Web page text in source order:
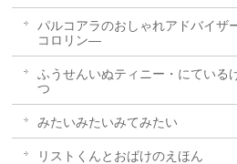
パルコアラのおしゃれアドバイ
コロリン―
ふうせんいぬティニー・にている
つ
みたいみたいみてみたい
リストくんとおばけのえほん